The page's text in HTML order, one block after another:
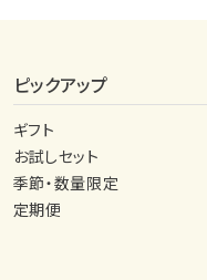
ピックアップ
ギフト
お試しセット
季節・数量限定
定期便